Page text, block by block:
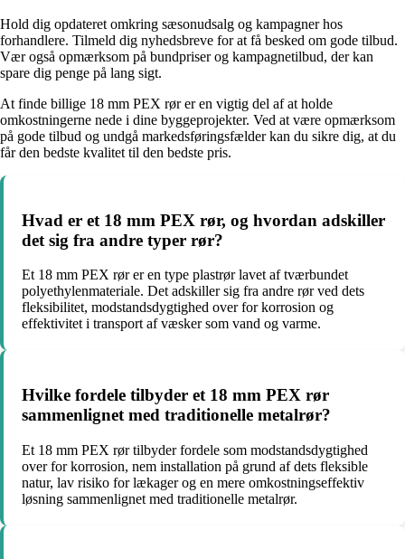
Hold dig opdateret omkring sæsonudsalg og kampagner hos
forhandlere. Tilmeld dig nyhedsbreve for at få besked om gode tilbud.
Vær også opmærksom på bundpriser og kampagnetilbud, der kan
spare dig penge på lang sigt.
At finde billige 18 mm PEX rør er en vigtig del af at holde
omkostningerne nede i dine byggeprojekter. Ved at være opmærksom
på gode tilbud og undgå markedsføringsfælder kan du sikre dig, at du
får den bedste kvalitet til den bedste pris.
Hvad er et 18 mm PEX rør, og hvordan adskiller
det sig fra andre typer rør?
Et 18 mm PEX rør er en type plastrør lavet af tværbundet
polyethylenmateriale. Det adskiller sig fra andre rør ved dets
fleksibilitet, modstandsdygtighed over for korrosion og
effektivitet i transport af væsker som vand og varme.
Hvilke fordele tilbyder et 18 mm PEX rør
sammenlignet med traditionelle metalrør?
Et 18 mm PEX rør tilbyder fordele som modstandsdygtighed
over for korrosion, nem installation på grund af dets fleksible
natur, lav risiko for lækager og en mere omkostningseffektiv
løsning sammenlignet med traditionelle metalrør.